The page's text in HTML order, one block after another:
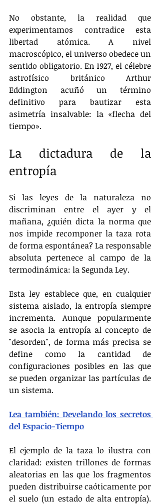
No obstante, la realidad que
experimentamos contradice esta
libertad atómica. A nivel
macroscópico, el universo obedece un
sentido obligatorio. En 1927, el célebre
astrofísico británico Arthur
Eddington acuñó un término
definitivo para bautizar esta
asimetría insalvable: la «flecha del
tiempo».
La dictadura de la
entropía
Si las leyes de la naturaleza no
discriminan entre el ayer y el
mañana, ¿quién dicta la norma que
nos impide recomponer la taza rota
de forma espontánea? La responsable
absoluta pertenece al campo de la
termodinámica: la Segunda Ley.
Esta ley establece que, en cualquier
sistema aislado, la entropía siempre
incrementa. Aunque popularmente
se asocia la entropía al concepto de
"desorden", de forma más precisa se
define como la cantidad de
configuraciones posibles en las que
se pueden organizar las partículas de
un sistema.
Lea también: Develando los secretos
del Espacio-Tiempo
El ejemplo de la taza lo ilustra con
claridad: existen trillones de formas
aleatorias en las que los fragmentos
pueden distribuirse caóticamente por
el suelo (un estado de alta entropía).